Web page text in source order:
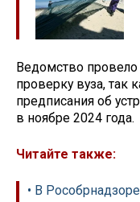
Ведомство
проверку вуза, так
предписания об
в ноябре 2024 года.
Читайте также:
• В